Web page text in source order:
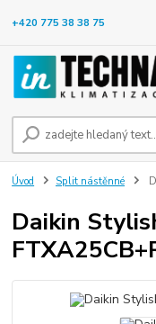
+420 775 38 38 75
Úvod Split nástěnné
Daikin